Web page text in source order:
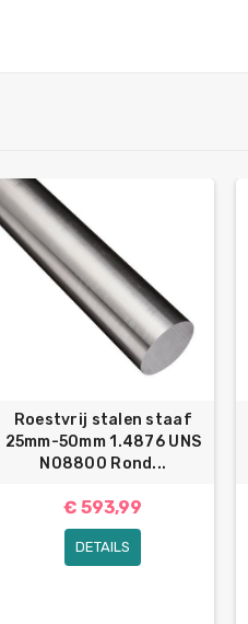
Roestvrij stalen staaf
25mm-50mm 1.4876 UNS
N08800 Rond...
€ 593,99
DETAILS